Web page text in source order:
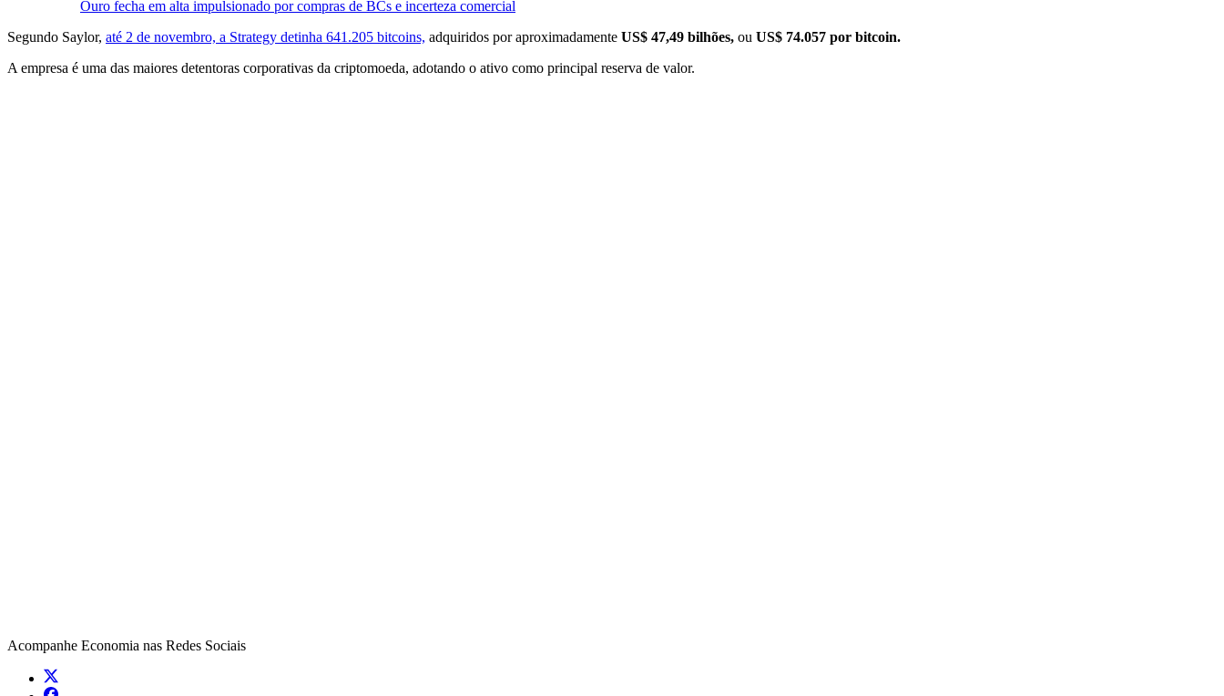
Ouro fecha em alta impulsionado por compras de BCs e incerteza comercial
Segundo Saylor, até 2 de novembro, a Strategy detinha 641.205 bitcoins, adquiridos por aproximadamente US$ 47,49 bilhões, ou US$ 74.057 por bitcoin.
A empresa é uma das maiores detentoras corporativas da criptomoeda, adotando o ativo como principal reserva de valor.
Acompanhe Economia nas Redes Sociais